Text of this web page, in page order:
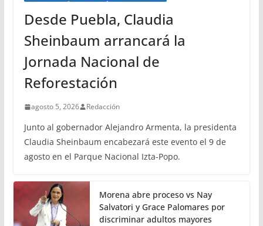
Desde Puebla, Claudia
Sheinbaum arrancará la
Jornada Nacional de
Reforestación
agosto 5, 2026 Redacción
Junto al gobernador Alejandro Armenta, la presidenta
Claudia Sheinbaum encabezará este evento el 9 de
agosto en el Parque Nacional Izta-Popo.
Morena abre proceso vs Nay
Salvatori y Grace Palomares por
discriminar adultos mayores